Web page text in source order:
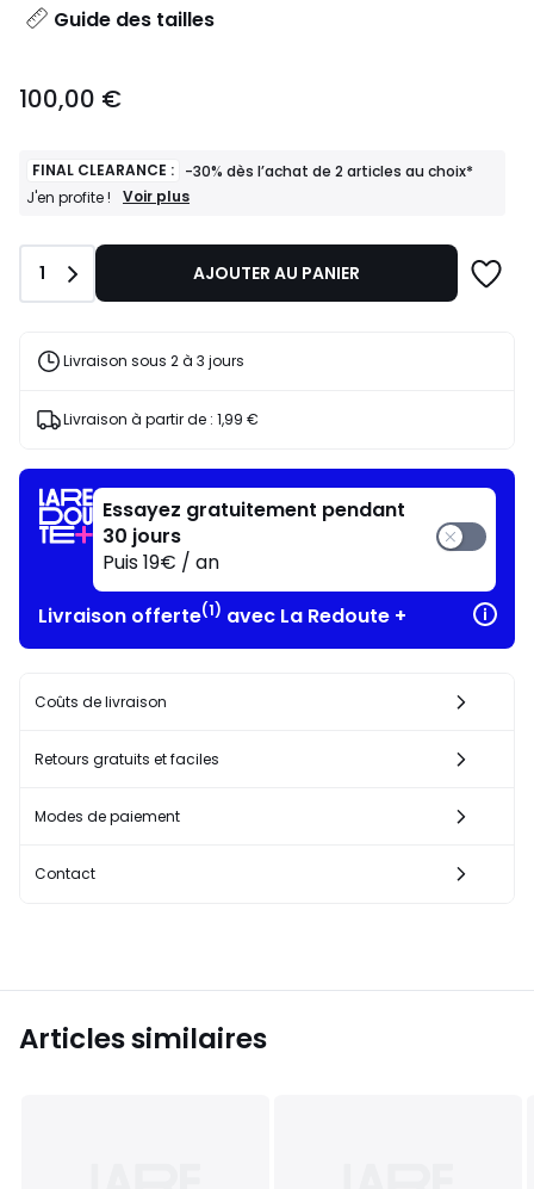
Guide des tailles
€.
100,00 €
FINAL CLEARANCE : -30% dès l’achat de 2 articles au choix*
J'en profite !
FINAL
articles
J'en
Voir plus
Quantité
1 AJOUTER AU PANIER
Livraison sous 2 à 3 jours
Livraison à partir de : 1,99 €
Essayez gratuitement pendant
30 jours
Puis 19€ / an
Livraison offerte(1) avec La Redoute +
Coûts de livraison
Retours gratuits et faciles
Modes de paiement
Contact
Articles similaires